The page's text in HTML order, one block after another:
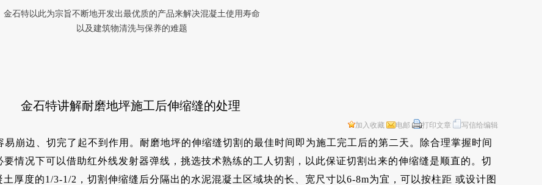
金石特讲解耐磨地坪施工后伸缩缝的处理
加入收藏 电邮 打印文章 写信给编辑
崩边、切完了起不到作用。耐磨地坪的伸缩缝切割的最佳时间即为施工完工后的第二天。除合理掌握时间
情况下可以借助红外线发射器弹线，挑选技术熟练的工人切割，以此保证切割出来的伸缩缝是顺直的。切
厚度的1/3-1/2，切割伸缩缝后分隔出的水泥混凝土区域块的长、宽尺寸以6-8m为宜，可以按柱距 或设计图